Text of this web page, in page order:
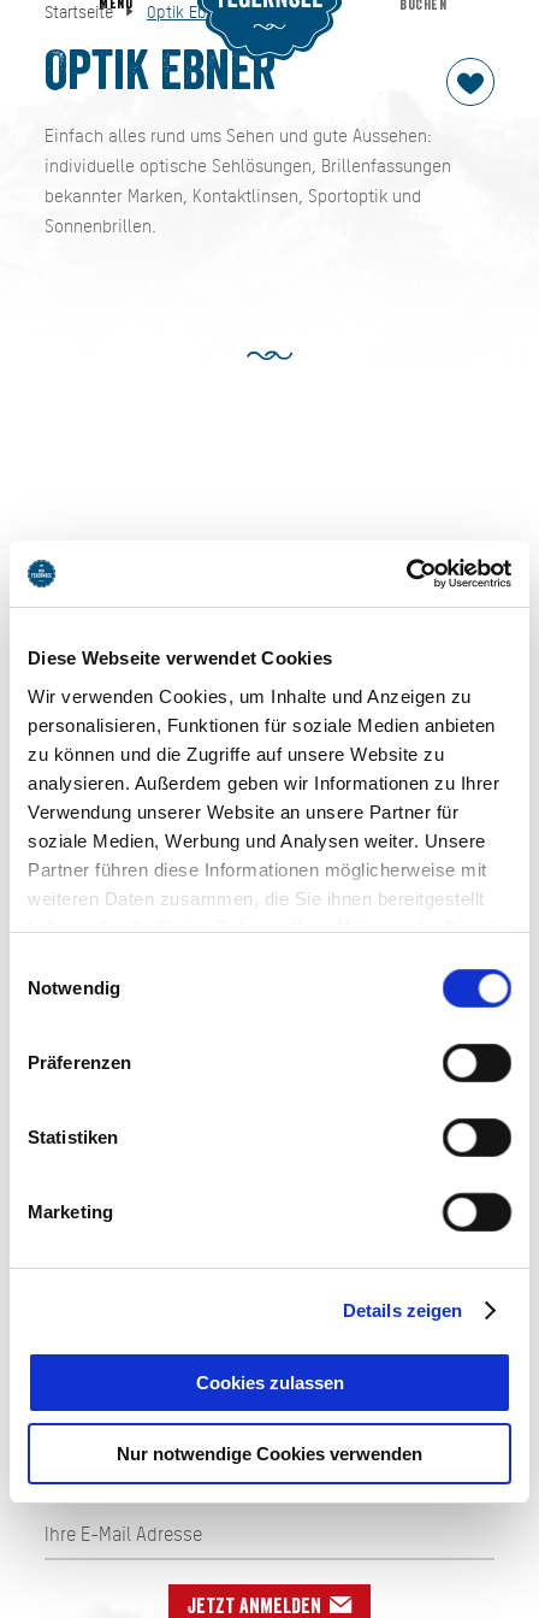
Diese Webseite verwendet Cookies
Wir verwenden Cookies, um Inhalte und Anzeigen zu
personalisieren, Funktionen für soziale Medien anbieten
zu können und die Zugriffe auf unsere Website zu
analysieren. Außerdem geben wir Informationen zu Ihrer
Verwendung unserer Website an unsere Partner für
soziale Medien, Werbung und Analysen weiter. Unsere
Partner führen diese Informationen möglicherweise mit
weiteren Daten zusammen, die Sie ihnen bereitgestellt
haben oder die Sie im Rahmen Ihrer Nutzung der Dienste
Cookies, wenn Sie unsere Webseite weiterhin nutzen.
Notwendig
Präferenzen
Statistiken
Marketing
Details zeigen
Cookies zulassen
Nur notwendige Cookies verwenden
Startseite Optik Ebner
Optik Ebner
Einfach alles rund ums Sehen und gute Aussehen:
individuelle optische Sehlösungen, Brillenfassungen
bekannter Marken, Kontaktlinsen, Sportoptik und
Sonnenbrillen.
Optik Ebner
Frau Stefanie Ebner
83708 Kreuth
E-Mail
AUF DEM LAUFENDEN
BLEIBEN
Jetzt anmelden
Startseite Optik Ebner
MENU BUCHEN